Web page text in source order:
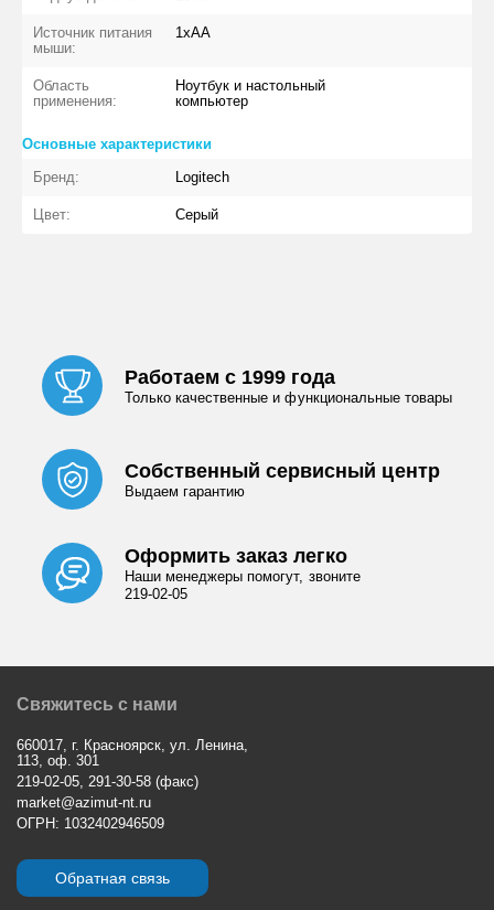
Источник питания
мыши:
1xAA
Область
применения:
Ноутбук и настольный
компьютер
Основные характеристики
Бренд:
Logitech
Цвет: Серый
Работаем с 1999 года
Только качественные и функциональные товары
Собственный сервисный центр
Выдаем гарантию
Оформить заказ легко
Наши менеджеры помогут, звоните
219-02-05
Свяжитесь с нами
660017, г. Красноярск, ул. Ленина,
113, оф. 301
219-02-05, 291-30-58 (факс)
market@azimut-nt.ru
ОГРН: 1032402946509
Обратная связь